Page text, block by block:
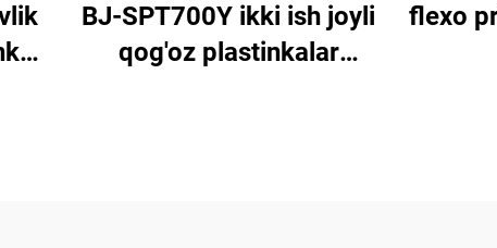
BJ-SPT700Y ikki ish joyli
qog'oz plastinkalar
flexo